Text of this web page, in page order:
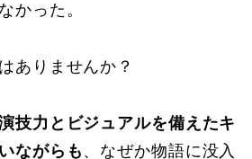
かった。
ありませんか？
技力とビジュアルを備えたキ
ながらも 、なぜか物語に没入